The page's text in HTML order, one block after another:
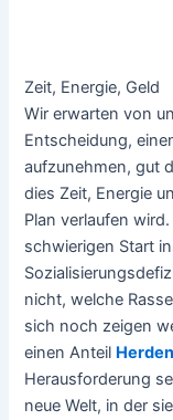
Zeit, Energie, Geld
Wir erwarten von
Entscheidung,
aufzunehmen, gut
dies Zeit, Energie
Plan verlaufen
schwierigen Start
nicht, welche
sich noch zeigen
einen Anteil
Herausforderung
neue Welt, in der